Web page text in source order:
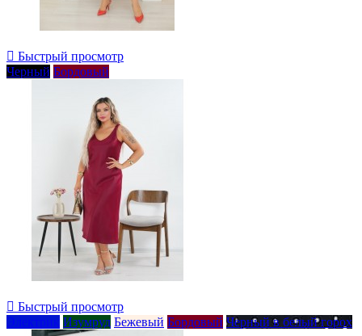
 Быстрый просмотр
Черный Бордовый
 Быстрый просмотр
Электрик Изумруд Бежевый Бордовый Черный в белый горох